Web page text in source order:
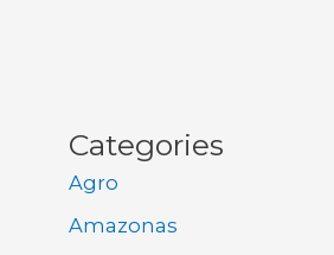
Categories
Agro
Amazonas